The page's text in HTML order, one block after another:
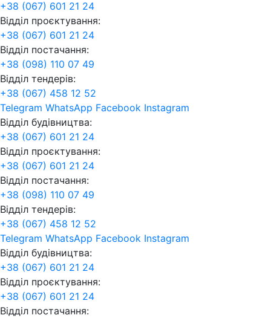
+38 (067) 601 21 24
Відділ проєктування:
+38 (067) 601 21 24
Відділ постачання:
+38 (098) 110 07 49
Відділ тендерів:
+38 (067) 458 12 52
Telegram WhatsApp Facebook Instagram
Відділ будівництва:
+38 (067) 601 21 24
Відділ проєктування:
+38 (067) 601 21 24
Відділ постачання:
+38 (098) 110 07 49
Відділ тендерів:
+38 (067) 458 12 52
Telegram WhatsApp Facebook Instagram
Відділ будівництва:
+38 (067) 601 21 24
Відділ проєктування:
+38 (067) 601 21 24
Відділ постачання: